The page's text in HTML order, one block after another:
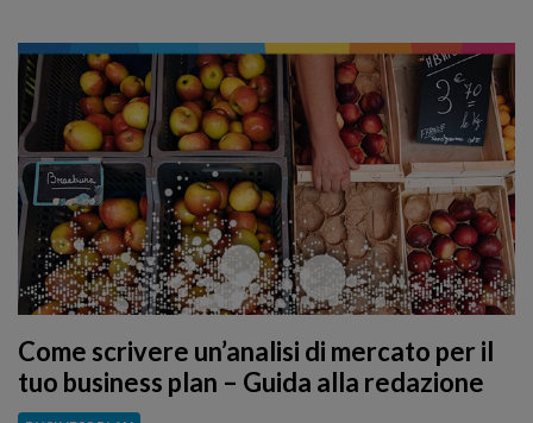
Come scrivere un’analisi di mercato per il
tuo business plan – Guida alla redazione